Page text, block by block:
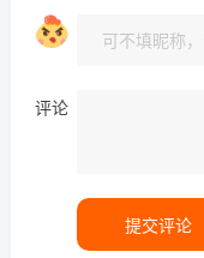
评论
提交评论